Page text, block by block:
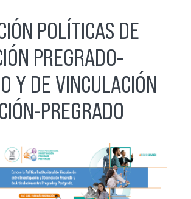
POLÍTICAS DE
PREGRADO-
Y DE VINCULACIÓN
PREGRADO